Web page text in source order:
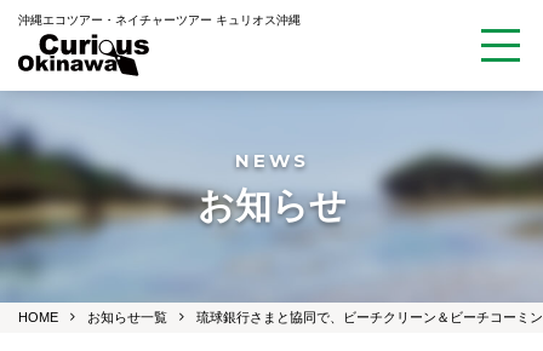
沖縄エコツアー・ネイチャーツアー キュリオス沖縄
NEWS
お知らせ
HOME お知らせ一覧 琉球銀行さまと協同で、ビーチクリーン＆ビーチコーミ